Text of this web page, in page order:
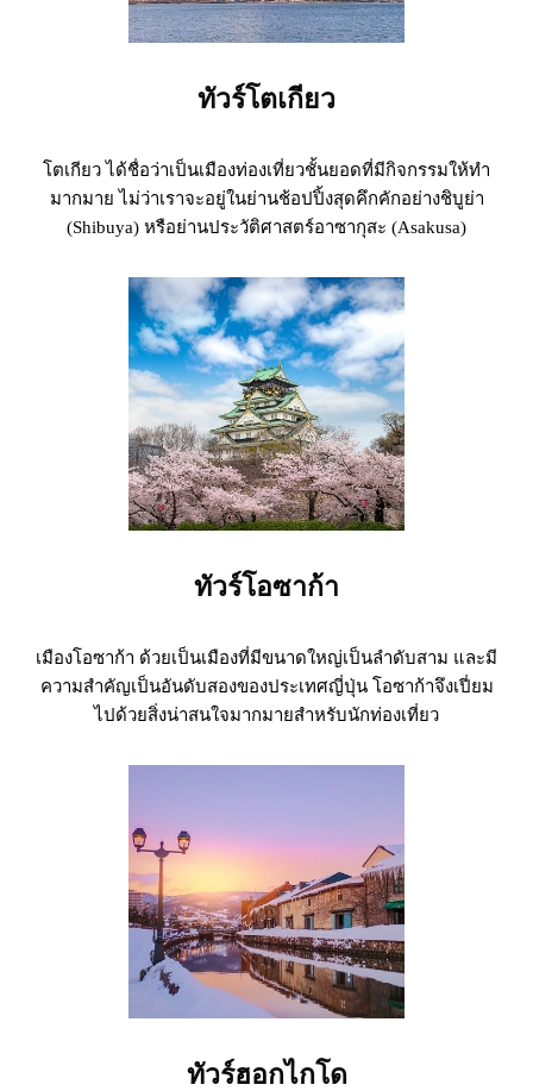
ทัวร์โตเกียว
โตเกียว ได้ชื่อว่าเป็นเมืองท่องเที่ยวชั้นยอดที่มีกิจกรรมให้ทำ
มากมาย ไม่ว่าเราจะอยู่ในย่านช้อปปิ้งสุดคึกคักอย่างชิบูย่า
(Shibuya) หรือย่านประวัติศาสตร์อาซากุสะ (Asakusa)
ทัวร์โอซาก้า
เมืองโอซาก้า ด้วยเป็นเมืองที่มีขนาดใหญ่เป็นลำดับสาม และมี
ความสำคัญเป็นอันดับสองของประเทศญี่ปุ่น โอซาก้าจึงเปี่ยม
ไปด้วยสิ่งน่าสนใจมากมายสำหรับนักท่องเที่ยว
ทัวร์ฮอกไกโด